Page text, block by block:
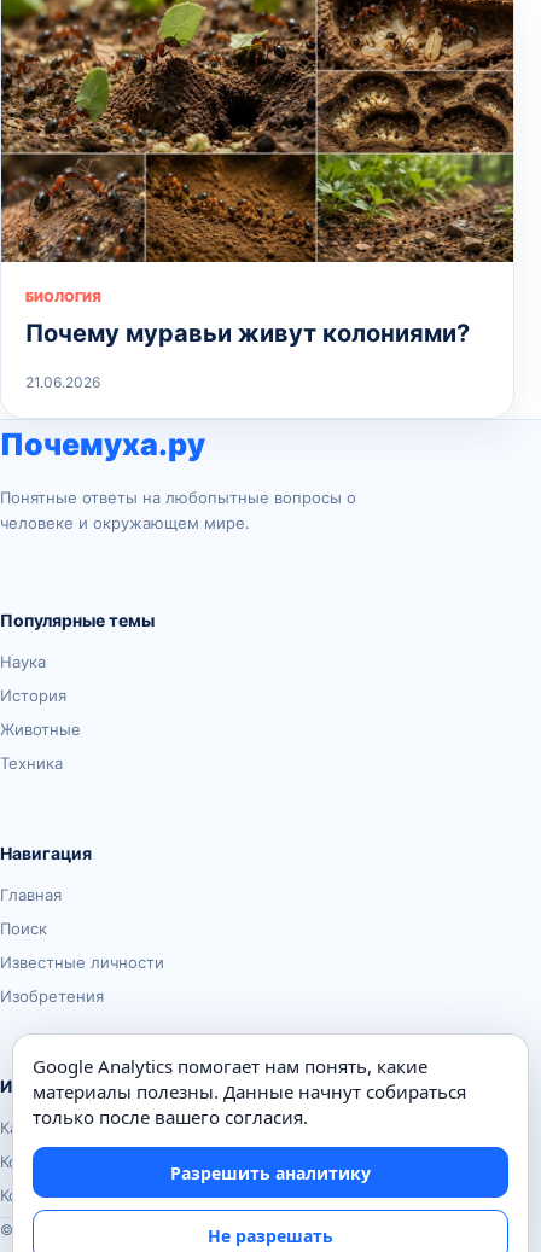
БИОЛОГИЯ
Почему муравьи живут колониями?
21.06.2026
Почемуха.ру
Понятные ответы на любопытные вопросы о
человеке и окружающем мире.
Популярные темы
Наука
История
Животные
Техника
Навигация
Главная
Поиск
Известные личности
Изобретения
Информация
Карта сайта
Контакты
Конфиденциальность
© Почемуха.ру, 2010–2026
Google Analytics помогает нам понять, какие
материалы полезны. Данные начнут собираться
только после вашего согласия.
Разрешить аналитику
Не разрешать